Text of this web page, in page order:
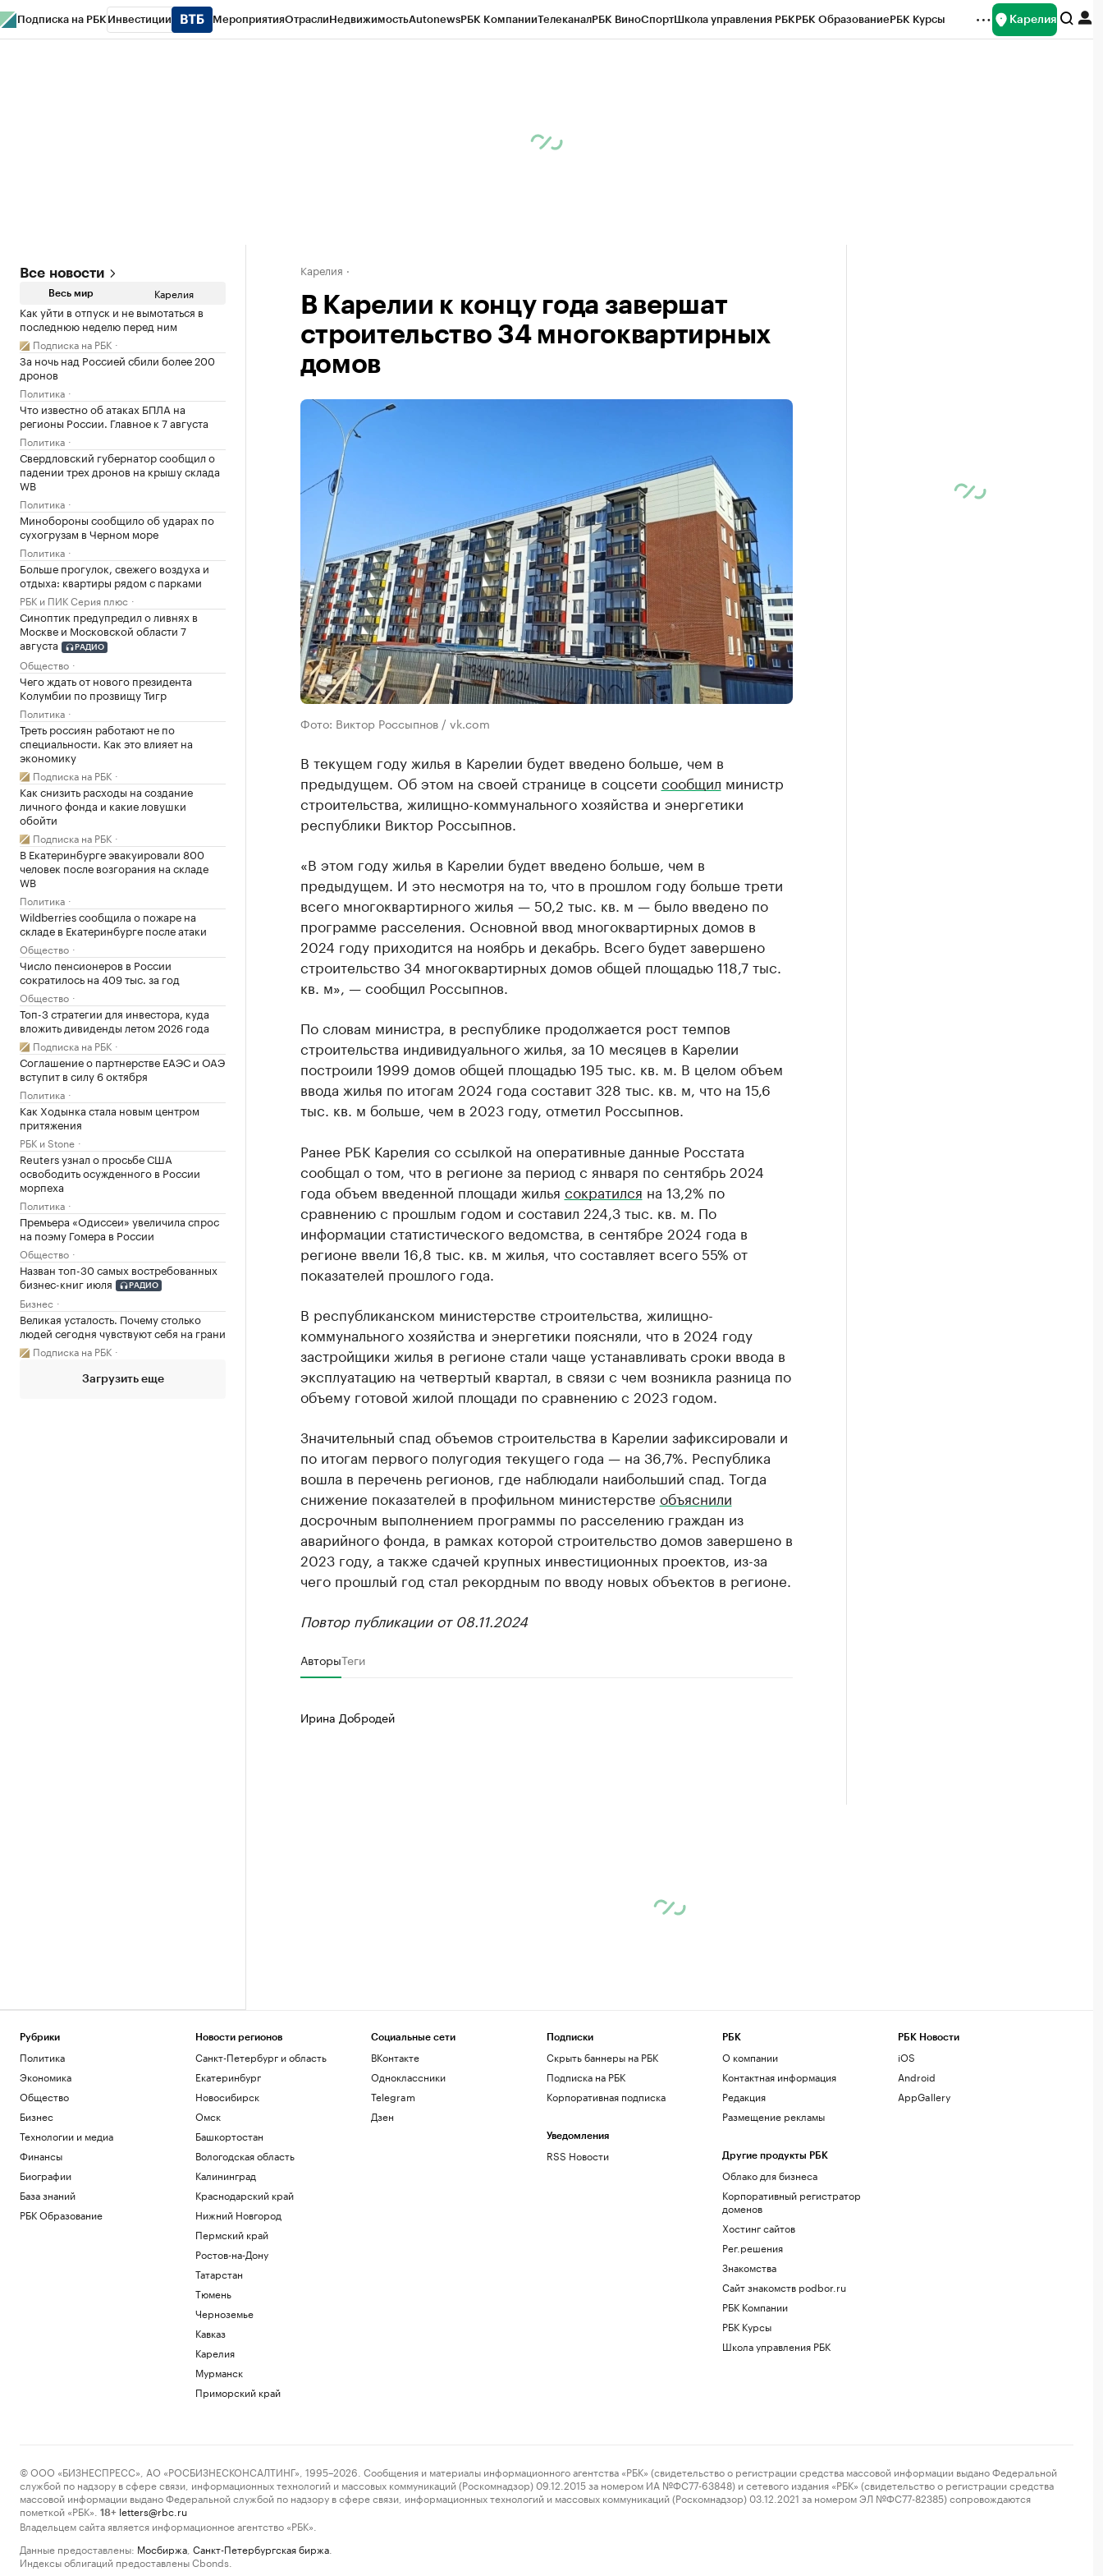
Подписка на РБК Инвестиции МероприятияОтраслиНедвижимостьAutonewsРБК КомпанииТелеканалРБК ВиноСпортШкола управления РБКРБК ОбразованиеРБК Курсы Карелия
Все новости
Весь мир Карелия
Как уйти в отпуск и не вымотаться в
последнюю неделю перед ним
Подписка на РБК
За ночь над Россией сбили более 200
дронов
Политика
Что известно об атаках БПЛА на
регионы России. Главное к 7 августа
Политика
Свердловский губернатор сообщил о
падении трех дронов на крышу склада
WB
Политика
Минобороны сообщило об ударах по
сухогрузам в Черном море
Политика
Больше прогулок, свежего воздуха и
отдыха: квартиры рядом с парками
РБК и ПИК Серия плюс
Синоптик предупредил о ливнях в
Москве и Московской области 7
августа
РАДИО
Общество
Чего ждать от нового президента
Колумбии по прозвищу Тигр
Политика
Треть россиян работают не по
специальности. Как это влияет на
экономику
Подписка на РБК
Как снизить расходы на создание
личного фонда и какие ловушки
обойти
Подписка на РБК
В Екатеринбурге эвакуировали 800
человек после возгорания на складе
WB
Политика
Wildberries сообщила о пожаре на
складе в Екатеринбурге после атаки
Общество
Число пенсионеров в России
сократилось на 409 тыс. за год
Общество
Топ-3 стратегии для инвестора, куда
вложить дивиденды летом 2026 года
Подписка на РБК
Соглашение о партнерстве ЕАЭС и ОАЭ
вступит в силу 6 октября
Политика
Как Ходынка стала новым центром
притяжения
РБК и Stone
Reuters узнал о просьбе США
освободить осужденного в России
морпеха
Политика
Премьера «Одиссеи» увеличила спрос
на поэму Гомера в России
Общество
Назван топ-30 самых востребованных
бизнес-книг июля
РАДИО
Бизнес
Великая усталость. Почему столько
людей сегодня чувствуют себя на грани
Подписка на РБК
Загрузить еще
Карелия
В Карелии к концу года завершат
строительство 34 многоквартирных
домов
Фото: Виктор Россыпнов / vk.com
В текущем году жилья в Карелии будет введено больше, чем в
предыдущем. Об этом на своей странице в соцсети сообщил министр
строительства, жилищно-коммунального хозяйства и энергетики
республики Виктор Россыпнов.
«В этом году жилья в Карелии будет введено больше, чем в
предыдущем. И это несмотря на то, что в прошлом году больше трети
всего многоквартирного жилья — 50,2 тыс. кв. м — было введено по
программе расселения. Основной ввод многоквартирных домов в
2024 году приходится на ноябрь и декабрь. Всего будет завершено
строительство 34 многоквартирных домов общей площадью 118,7 тыс.
кв. м», — сообщил Россыпнов.
По словам министра, в республике продолжается рост темпов
строительства индивидуального жилья, за 10 месяцев в Карелии
построили 1999 домов общей площадью 195 тыс. кв. м. В целом объем
ввода жилья по итогам 2024 года составит 328 тыс. кв. м, что на 15,6
тыс. кв. м больше, чем в 2023 году, отметил Россыпнов.
Ранее РБК Карелия со ссылкой на оперативные данные Росстата
сообщал о том, что в регионе за период с января по сентябрь 2024
года объем введенной площади жилья сократился на 13,2% по
сравнению с прошлым годом и составил 224,3 тыс. кв. м. По
информации статистического ведомства, в сентябре 2024 года в
регионе ввели 16,8 тыс. кв. м жилья, что составляет всего 55% от
показателей прошлого года.
В республиканском министерстве строительства, жилищно-
коммунального хозяйства и энергетики поясняли, что в 2024 году
застройщики жилья в регионе стали чаще устанавливать сроки ввода в
эксплуатацию на четвертый квартал, в связи с чем возникла разница по
объему готовой жилой площади по сравнению с 2023 годом.
Значительный спад объемов строительства в Карелии зафиксировали и
по итогам первого полугодия текущего года — на 36,7%. Республика
вошла в перечень регионов, где наблюдали наибольший спад. Тогда
снижение показателей в профильном министерстве объяснили
досрочным выполнением программы по расселению граждан из
аварийного фонда, в рамках которой строительство домов завершено в
2023 году, а также сдачей крупных инвестиционных проектов, из-за
чего прошлый год стал рекордным по вводу новых объектов в регионе.
Повтор публикации от 08.11.2024
АвторыТеги
Ирина Добродей
Рубрики
Политика
Экономика
Общество
Бизнес
Технологии и медиа
Финансы
Биографии
База знаний
РБК Образование
Новости регионов
Санкт-Петербург и область
Екатеринбург
Новосибирск
Омск
Башкортостан
Вологодская область
Калининград
Краснодарский край
Нижний Новгород
Пермский край
Ростов-на-Дону
Татарстан
Тюмень
Черноземье
Кавказ
Карелия
Мурманск
Приморский край
Социальные сети
ВКонтакте
Одноклассники
Telegram
Дзен
Подписки
Скрыть баннеры на РБК
Подписка на РБК
Корпоративная подписка
Уведомления
RSS Новости
РБК
О компании
Контактная информация
Редакция
Размещение рекламы
Другие продукты РБК
Облако для бизнеса
Корпоративный регистратор
доменов
Хостинг сайтов
Рег.решения
Знакомства
Сайт знакомств podbor.ru
РБК Компании
РБК Курсы
Школа управления РБК
РБК Новости
iOS
Android
AppGallery
© ООО «БИЗНЕСПРЕСС», АО «РОСБИЗНЕСКОНСАЛТИНГ», 1995–2026. Сообщения и материалы информационного агентства «РБК» (свидетельство о регистрации средства массовой информации выдано Федеральной
службой по надзору в сфере связи, информационных технологий и массовых коммуникаций (Роскомнадзор) 09.12.2015 за номером ИА №ФС77-63848) и сетевого издания «РБК» (свидетельство о регистрации средства
массовой информации выдано Федеральной службой по надзору в сфере связи, информационных технологий и массовых коммуникаций (Роскомнадзор) 03.12.2021 за номером ЭЛ №ФС77-82385) сопровождаются
пометкой «РБК».
18+ letters@rbc.ru
Владельцем сайта является информационное агентство «РБК».
Данные предоставлены: Мосбиржа Санкт-Петербургская биржа
Индексы облигаций предоставлены Cbonds.